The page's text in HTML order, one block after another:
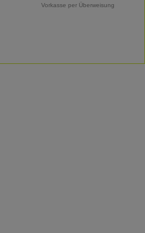
Vorkasse per Überweisung